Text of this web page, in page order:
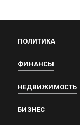
ПОЛИТИКА
ФИНАНСЫ
НЕДВИЖИМОСТЬ
БИЗНЕС